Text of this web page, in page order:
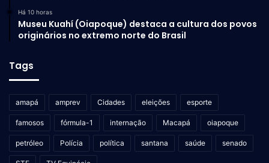
Há 10 horas
Museu Kuahí (Oiapoque) destaca a cultura dos povos
originários no extremo norte do Brasil
Tags
amapá amprev Cidades eleições esporte
famosos fórmula-1 internação Macapá oiapoque
petróleo Polícia política santana saúde senado